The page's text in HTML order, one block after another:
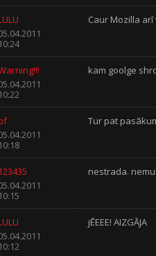
10:24
Caur Mozilla arī
10:22
kam goolge
10:18
Tur pat
10:15
nestrada.
10:12
jĒEEE! AIZGĀJA